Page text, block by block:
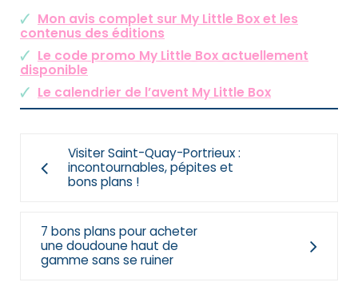
Mon avis complet sur My Little Box et les
contenus des éditions
Le code promo My Little Box actuellement
disponible
Le calendrier de l’avent My Little Box
Visiter Saint-Quay-Portrieux :
incontournables, pépites et
bons plans !
7 bons plans pour acheter
une doudoune haut de
gamme sans se ruiner